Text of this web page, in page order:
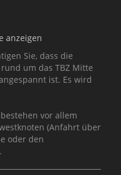
anzeigen
Sie, dass die
um das TBZ Mitte
ist. Es wird
vor allem
(Anfahrt über
oder den